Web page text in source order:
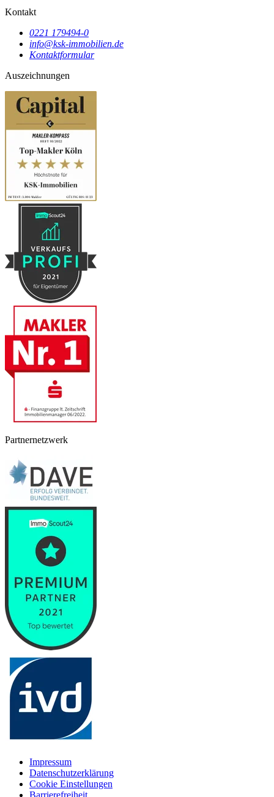
Kontakt
0221 179494-0
info@ksk-immobilien.de
Kontaktformular
Auszeichnungen
Partnernetzwerk
Impressum
Datenschutzerklärung
Cookie Einstellungen
Barrierefreiheit